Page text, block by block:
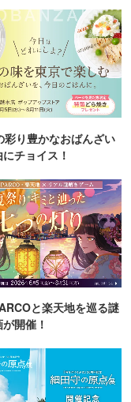
彩り豊かなおばんざい
チョイス！
と楽天地を巡る謎
開催！